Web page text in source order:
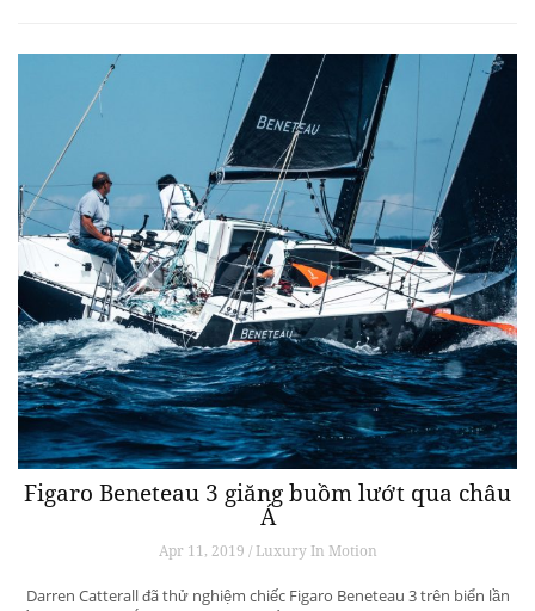
Figaro Beneteau 3 giăng buồm lướt qua châu
Á
Apr 11, 2019 / Luxury In Motion
Darren Catterall đã thử nghiệm chiếc Figaro Beneteau 3 trên biển lần